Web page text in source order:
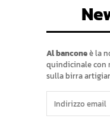
Al banconeè la
quindicinale con
sulla birra